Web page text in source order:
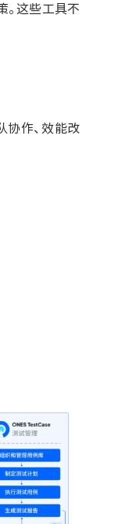
。这些工具不
协作、效能改